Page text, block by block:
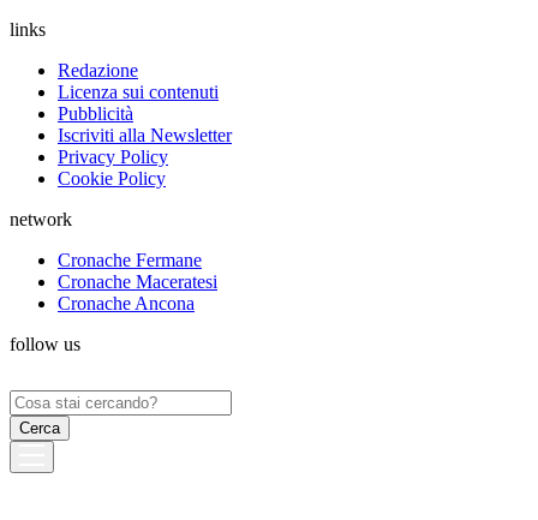
links
Redazione
Licenza sui contenuti
Pubblicità
Iscriviti alla Newsletter
Privacy Policy
Cookie Policy
network
Cronache Fermane
Cronache Maceratesi
Cronache Ancona
follow us
Ricerca
per: